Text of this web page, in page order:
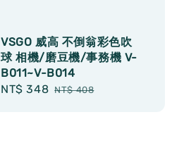
VSGO 威高 不倒翁彩色吹
球 相機/磨豆機/事務機 V-
B011~V-B014
Sale
NT$ 348 Regular
NT$ 408